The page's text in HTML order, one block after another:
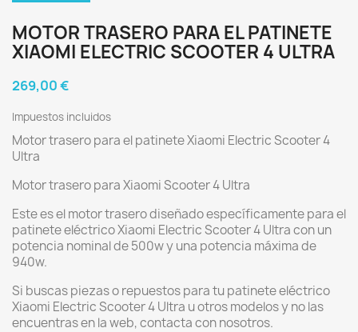
MOTOR TRASERO PARA EL PATINETE
XIAOMI ELECTRIC SCOOTER 4 ULTRA
269,00 €
Impuestos incluidos
Motor trasero para el patinete Xiaomi Electric Scooter 4
Ultra
Motor trasero para Xiaomi Scooter 4 Ultra
Este es el motor trasero diseñado específicamente para el
patinete eléctrico Xiaomi Electric Scooter 4 Ultra con un
potencia nominal de 500w y una potencia máxima de
940w.
Si buscas piezas o repuestos para tu patinete eléctrico
Xiaomi Electric Scooter 4 Ultra u otros modelos y no las
encuentras en la web, contacta con nosotros.